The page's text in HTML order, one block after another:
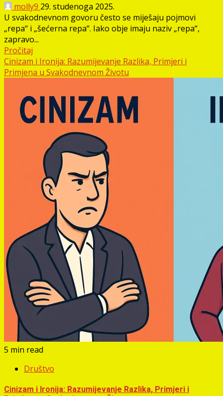
molly9 29. studenoga 2025.
U svakodnevnom govoru često se miješaju pojmovi
„repa“ i „šećerna repa“. Iako obje imaju naziv „repa“,
zapravo...
Pročitaj
Cinizam i Ironija: Razumijevanje Razlika, Primjeri i
Primjena u Svakodnevnom Životu
5 min read
Društvo
Cinizam i Ironija: Razumijevanje Razlika, Primjeri i